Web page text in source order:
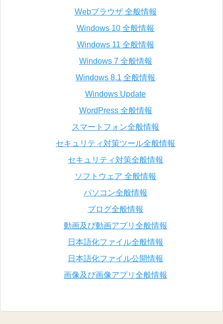
Webブラウザ 全般情報
Windows 10 全般情報
Windows 11 全般情報
Windows 7 全般情報
Windows 8.1 全般情報
Windows Update
WordPress 全般情報
スマートフォン全般情報
セキュリティ対策ツール全般情報
セキュリティ対策全般情報
ソフトウェア 全般情報
パソコン全般情報
ブログ全般情報
動画及び動画アプリ全般情報
日本語化ファイル全般情報
日本語化ファイル公開情報
画像及び画像アプリ全般情報